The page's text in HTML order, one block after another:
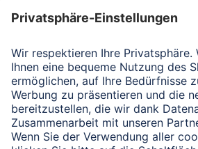
Verbleibende Zeichen: 1000/ 1000